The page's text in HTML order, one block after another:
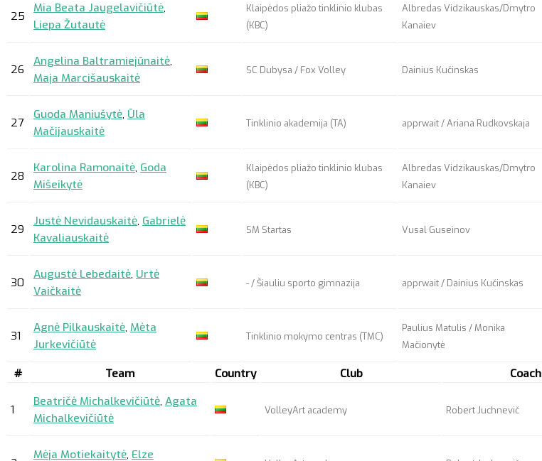
25
Mia Beata Jaugelavičiūtė,
Liepa Žutautė
Klaipėdos pliažo tinklinio klubas
(KBC)
Albredas Vidzikauskas/Dmytro
Kanaiev
26
Angelina Baltramiejūnaitė,
Maja Marcišauskaitė
SC Dubysa / Fox Volley Dainius Kučinskas
27
Guoda Maniušytė, Ūla
Mačijauskaitė
Tinklinio akademija (TA) apprwait/ Ariana Rudkovskaja
28
Karolina Ramonaitė, Goda
Mišeikytė
Klaipėdos pliažo tinklinio klubas
(KBC)
Albredas Vidzikauskas/Dmytro
Kanaiev
29
Justė Nevidauskaitė, Gabrielė
Kavaliauskaitė
SM Startas Vusal Guseinov
30
Augustė Lebedaitė, Urtė
Vaičkaitė
- / Šiauliu sporto gimnazija apprwait/ Dainius Kučinskas
31
Agnė Pilkauskaitė, Mėta
Jurkevičiūtė
Tinklinio mokymo centras (TMC)
Paulius Matulis / Monika
Mačionytė
#
Team Country Club Coach
1
Beatričė Michalkevičiūtė, Agata
Michalkevičiūtė
VolleyArt academy Robert Juchnevič
Mėja Motiekaitytė, Elze